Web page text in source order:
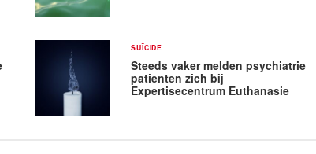
SUÏCIDE
Steeds vaker melden psychiatrie
patienten zich bij
Expertisecentrum Euthanasie